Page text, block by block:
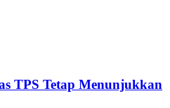
TPS Tetap Menunjukkan